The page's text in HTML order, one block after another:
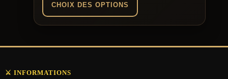
CHOIX DES OPTIONS
a
Les
⚔️ INFORMATIONS